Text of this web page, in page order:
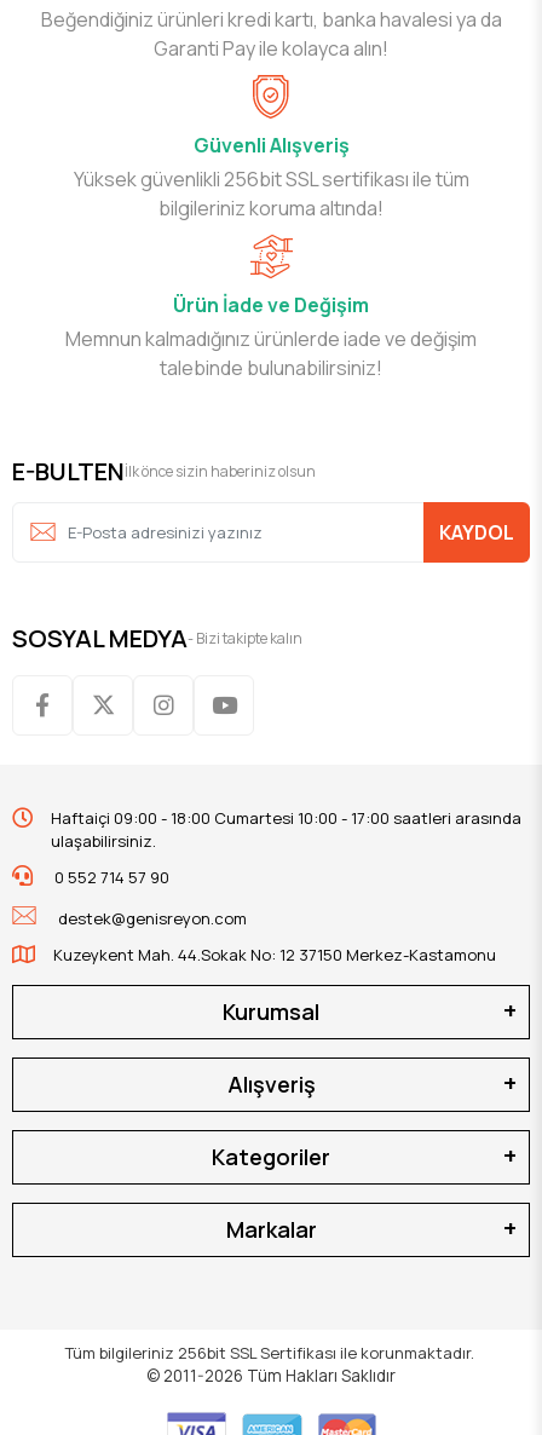
Beğendiğiniz ürünleri kredi kartı, banka havalesi ya da
Garanti Pay ile kolayca alın!
Güvenli Alışveriş
Yüksek güvenlikli 256bit SSL sertifikası ile tüm
bilgileriniz koruma altında!
Ürün İade ve Değişim
Memnun kalmadığınız ürünlerde iade ve değişim
talebinde bulunabilirsiniz!
E-BULTENİlk önce sizin haberiniz olsun
KAYDOL
SOSYAL MEDYA- Bizi takipte kalın
Haftaiçi 09:00 - 18:00 Cumartesi 10:00 - 17:00 saatleri arasında
ulaşabilirsiniz.
0 552 714 57 90
destek@genisreyon.com
Kuzeykent Mah. 44.Sokak No: 12 37150 Merkez-Kastamonu
Kurumsal
Alışveriş
Kategoriler
Markalar
Tüm bilgileriniz 256bit SSL Sertifikası ile korunmaktadır.
© 2011-2026 Tüm Hakları Saklıdır